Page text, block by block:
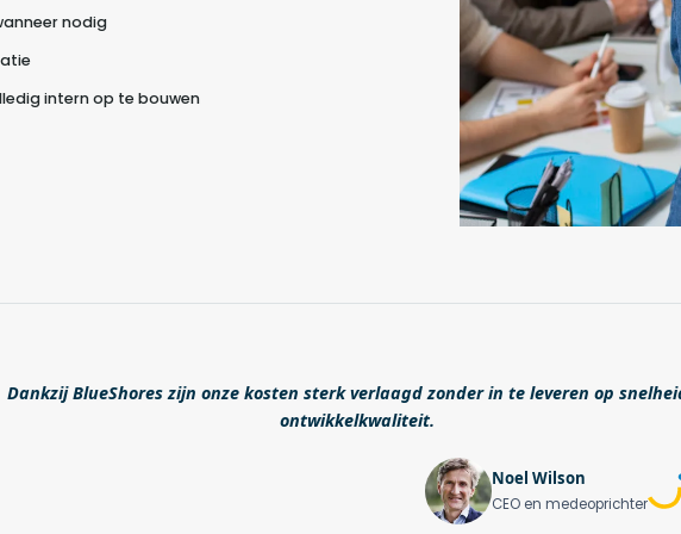
nodig
intern op te bouwen
Dankzij BlueShores zijn onze kosten sterk verlaagd zonder in te leveren op
ontwikkelkwaliteit.
Noel Wilson
CEO en medeoprichter